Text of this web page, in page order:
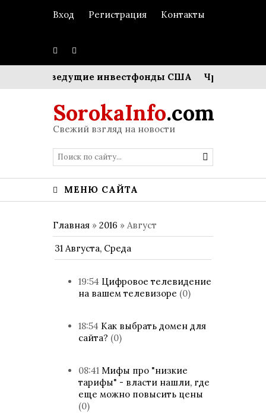
Вход Регистрация Контакты
KKR и ведущие инвестфонды США Чрезвычайное
SorokaInfo.com
Свежий взгляд на новости
МЕНЮ САЙТА
Главная » 2016 » Август
31 Августа, Среда
19:54 Цифровое телевидение
на вашем телевизоре (0)
18:54 Как выбрать домен для
сайта? (0)
08:41 Мифы про "низкие
тарифы" - власти нашли, где
еще можно повысить цены
(0)